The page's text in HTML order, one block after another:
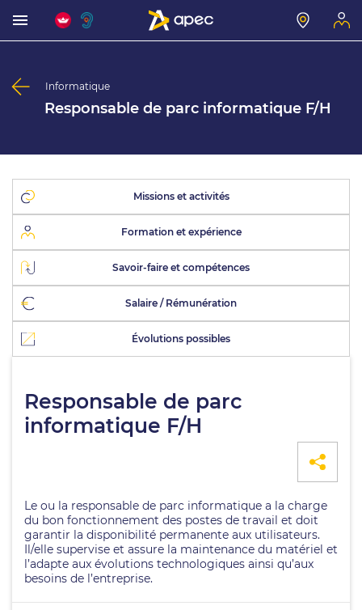
Informatique
Responsable de parc informatique F/H
Missions et activités
Formation et expérience
Savoir-faire et compétences
Salaire / Rémunération
Évolutions possibles
Responsable de parc
informatique F/H
Le ou la responsable de parc informatique a la charge
du bon fonctionnement des postes de travail et doit
garantir la disponibilité permanente aux utilisateurs.
Il/elle supervise et assure la maintenance du matériel et
l’adapte aux évolutions technologiques ainsi qu’aux
besoins de l’entreprise.